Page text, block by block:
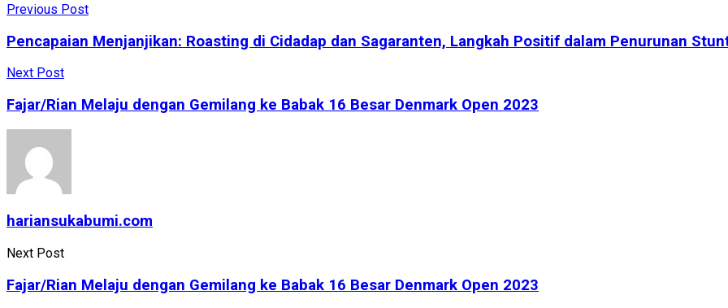
Previous Post
Pencapaian Menjanjikan: Roasting di Cidadap dan Sagaranten, Langkah Positif dalam Penurunan
Next Post
Fajar/Rian Melaju dengan Gemilang ke Babak 16 Besar Denmark Open 2023
hariansukabumi.com
Next Post
Fajar/Rian Melaju dengan Gemilang ke Babak 16 Besar Denmark Open 2023